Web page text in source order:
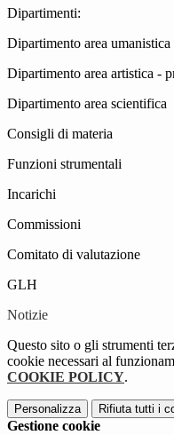
Dipartimenti:
Dipartimento area umanistica
Dipartimento area artistica -
Dipartimento area scientifica
Consigli di materia
Funzioni strumentali
Incarichi
Commissioni
Comitato di valutazione
GLH
Notizie
Questo sito o gli strumenti
cookie necessari al
COOKIE POLICY.
Personalizza Rifiuta tutti i
Gestione cookie